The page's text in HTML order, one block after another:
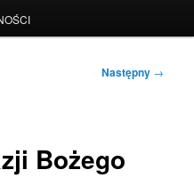
Następny →
Bożego